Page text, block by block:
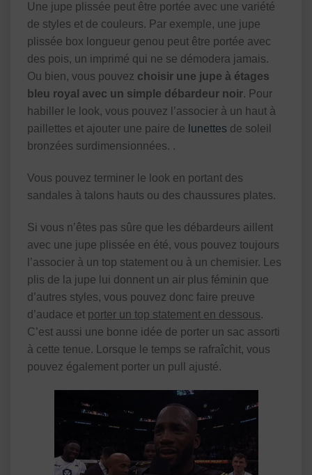
Une jupe plissée peut être portée avec une variété
de styles et de couleurs. Par exemple, une jupe
plissée box longueur genou peut être portée avec
des pois, un imprimé qui ne se démodera jamais.
Ou bien, vous pouvez choisir une jupe à étages
bleu royal avec un simple débardeur noir. Pour
habiller le look, vous pouvez l’associer à un haut à
paillettes et ajouter une paire de lunettes de soleil
bronzées surdimensionnées. .
Vous pouvez terminer le look en portant des
sandales à talons hauts ou des chaussures plates.
Si vous n’êtes pas sûre que les débardeurs aillent
avec une jupe plissée en été, vous pouvez toujours
l’associer à un top statement ou à un chemisier. Les
plis de la jupe lui donnent un air plus féminin que
d’autres styles, vous pouvez donc faire preuve
d’audace et porter un top statement en dessous.
C’est aussi une bonne idée de porter un sac assorti
à cette tenue. Lorsque le temps se rafraîchit, vous
pouvez également porter un pull ajusté.